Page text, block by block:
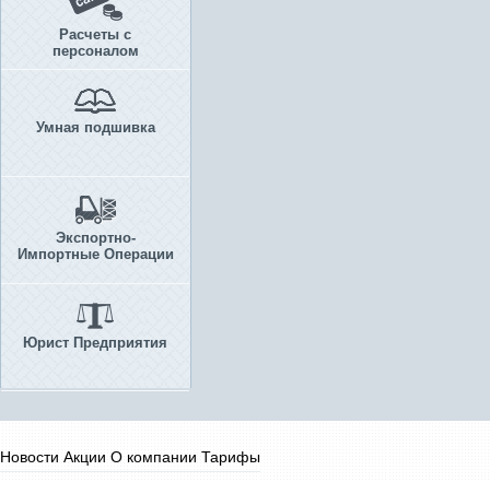
Расчеты с
персоналом
Умная подшивка
Экспортно-
Импортные Операции
Юрист Предприятия
Новости Акции О компании Тарифы